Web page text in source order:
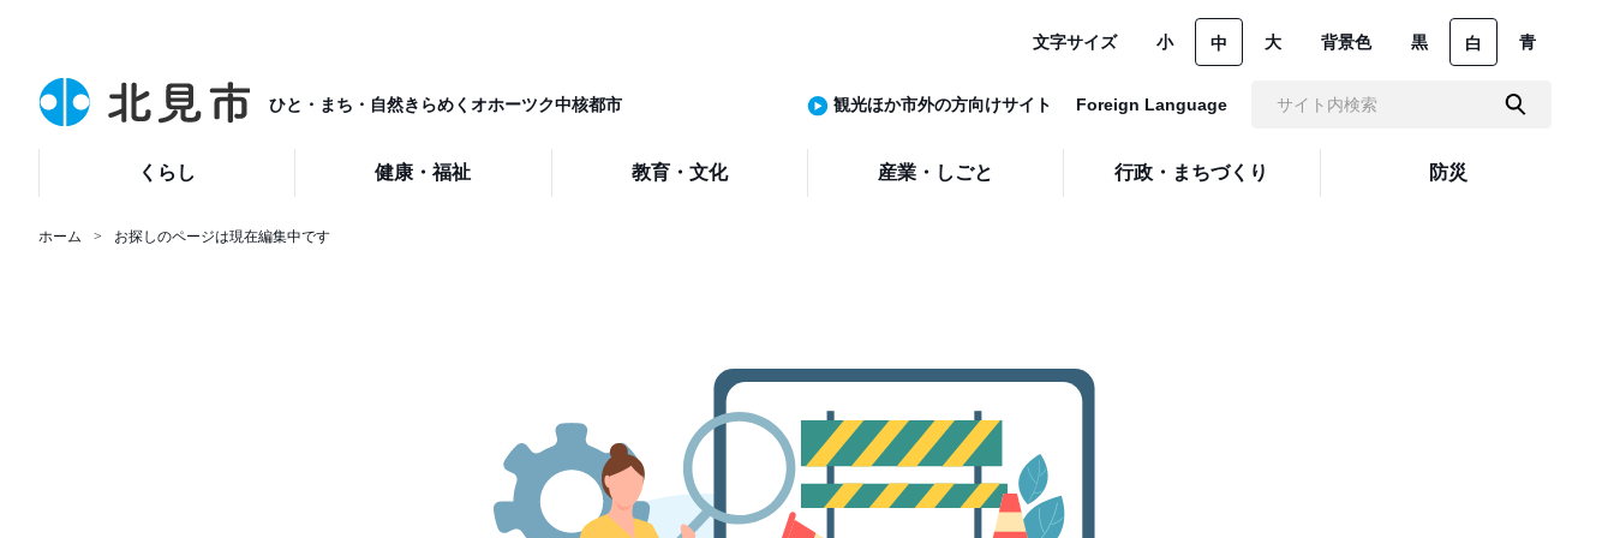
ひと・まち・自然きらめくオホーツク中核都市
くらし 健康・福祉 教育・文化 産業・しごと 行政・まちづくり 防災
文字サイズ 小 中 大 背景色 黒 白 青
観光ほか市外の方向けサイト Foreign Language
ホーム お探しのページは現在編集中です